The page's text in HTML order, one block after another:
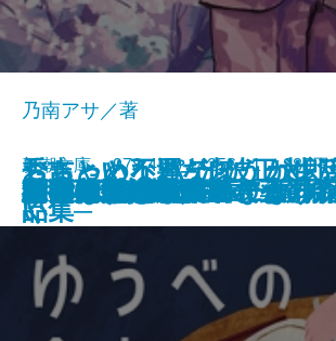
ちょっと不運なほうが生
い
わたしたちが泥棒になっ
こんな感じで書いてます
ラザロの迷宮
悪党たちのシチュー
おちゃめなパティ、カレ
く
猫の神隠し 幽世の薬剤師
忘らるる惑星
8月31日の初恋
雫の街─家裁調査官・庵
乃南アサ／著
新潮文庫 978-4-10-142564-1 880
ゆうべの食卓
神獣夢望伝
水谷豊 自伝
野獣死すべし
ジャックポット
秀吉という男─池波正太郎
品集─
判事の殺人リスト〔上〕
判事の殺人リスト〔下〕
彼女の思い出／逆さまの
君を狂気と呼ぶのなら